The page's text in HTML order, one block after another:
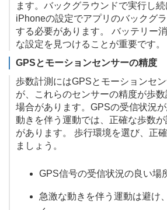
ます。バックグラウンドで実行し続
iPhoneの設定でアプリのバックグ
する必要があります。 バッテリー
な設定を見つけることが重要です。
GPSとモーションセンサーの精度
歩数計測にはGPSとモーションセ
が、これらのセンサーの精度が歩
場合があります。GPSの受信状況
動きを伴う運動では、正確な歩数
があります。 歩行環境を選び、正
ましょう。
GPS信号の受信状況の良い場
急激な動きを伴う運動は避け